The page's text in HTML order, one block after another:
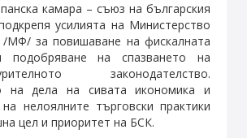
камара – съюз на българския
усилията на Министерство
/МФ/ за повишаване на фискалната
подобряване на спазването на
законодателство.
на дела на сивата икономика и
нелоялните търговски практики
цел и приоритет на БСК.